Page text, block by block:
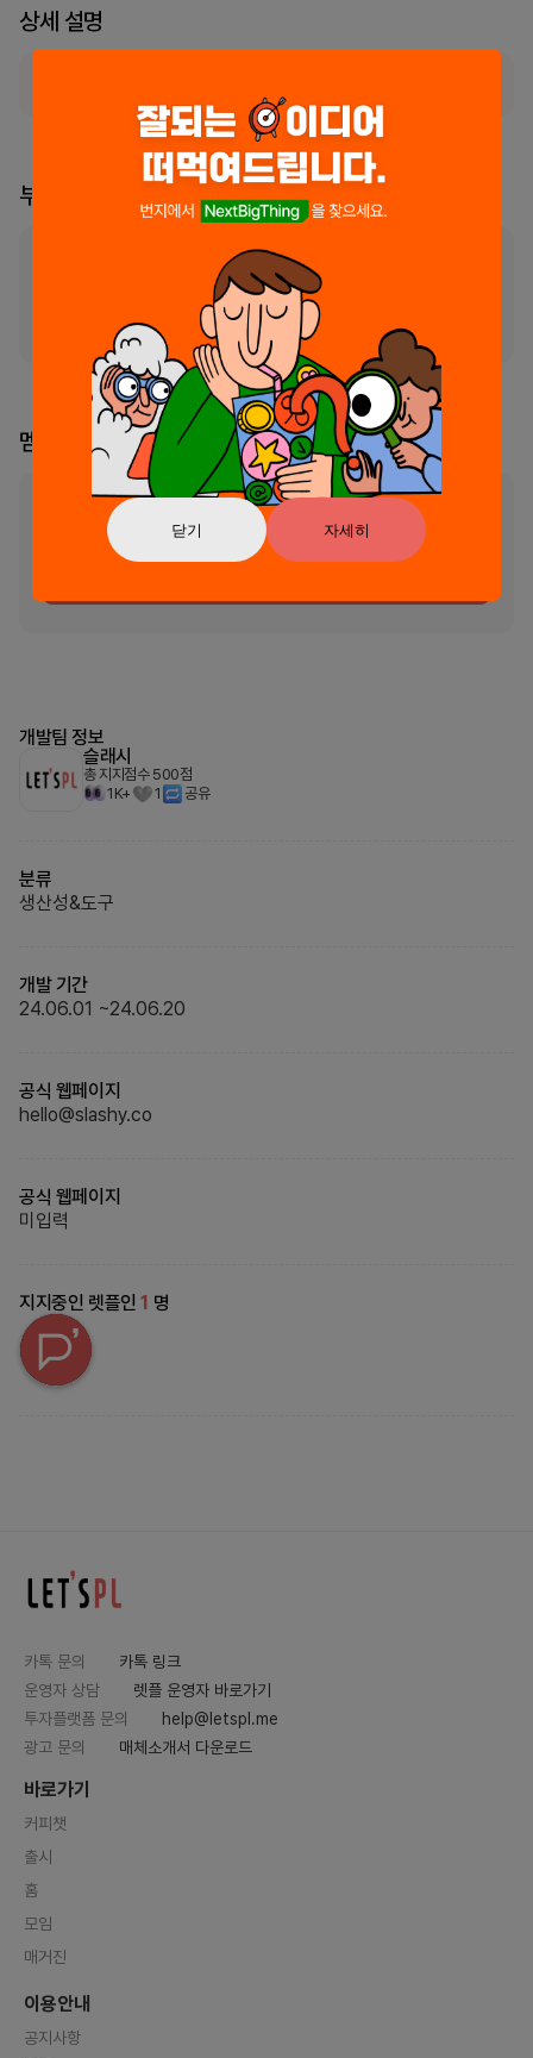
닫기 자세히
상세 설명
부스 리더
부스의 리더가 지정되지 않았습니다
리더 신청 및 소유권 이
멤버
아직 멤버가 등록되지 않았습니다.
팀 리더가 초대할 수 있습니다.
개발팀 정보
슬래시
총 지지점수 500점
1K+
1 공유
분류
생산성&도구
개발 기간
24.06.01 ~24.06.20
공식 웹페이지
hello@slashy.co
공식 웹페이지
미입력
지지중인 렛플인 1 명
카톡 문의
카톡 링크
운영자 상담
렛플 운영자 바로가기
투자플랫폼 문의
help@letspl.me
광고 문의
매체소개서 다운로드
바로가기
커피챗
출시
홈
모임
매거진
이용안내
공지사항